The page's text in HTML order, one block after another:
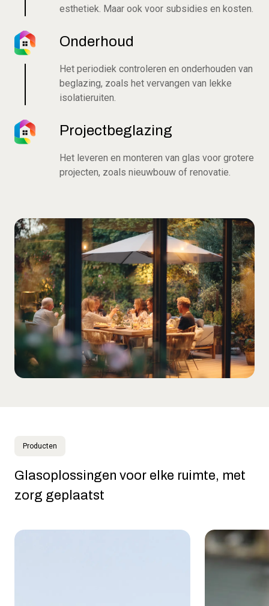
esthetiek. Maar ook voor subsidies en kosten.
Onderhoud
Het periodiek controleren en onderhouden van
beglazing, zoals het vervangen van lekke
isolatieruiten.
Projectbeglazing
Het leveren en monteren van glas voor grotere
projecten, zoals nieuwbouw of renovatie.
Producten
Glasoplossingen voor elke ruimte, met
zorg geplaatst